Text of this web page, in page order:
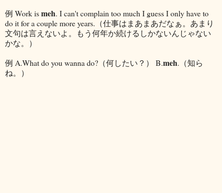
例 Work ismeh. I can't complain too much I guess I only have to
do it for a couple more years.（仕事はまあまあだなぁ。あまり
文句は言えないよ。もう何年か続けるしかないんじゃない
かな。）
例 A.What do you wanna do?（何したい？） B.meh.（知ら
ね。）